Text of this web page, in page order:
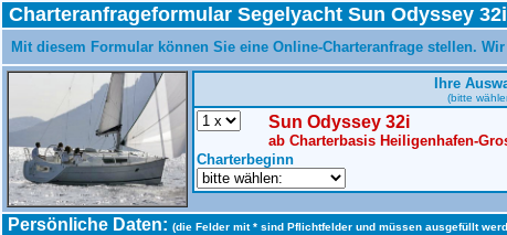
Charteranfrageformular Segelyacht Sun Odyssey
Mit diesem Formular können Sie eine Online-Charteranfrage stellen.
Ihre
(bitte
Sun Odyssey 32i
ab Charterbasis Heiligenhafen-
Charterbeginn
Persönliche Daten: (die Felder mit * sind Pflichtfelder und müssen ausgefüllt